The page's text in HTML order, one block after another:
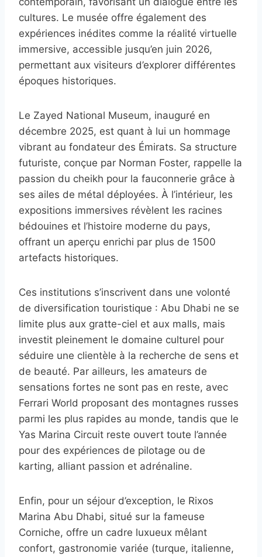
cultures. Le musée offre également des
expériences inédites comme la réalité virtuelle
immersive, accessible jusqu’en juin 2026,
permettant aux visiteurs d’explorer différentes
époques historiques.
Le Zayed National Museum, inauguré en
décembre 2025, est quant à lui un hommage
vibrant au fondateur des Émirats. Sa structure
futuriste, conçue par Norman Foster, rappelle la
passion du cheikh pour la fauconnerie grâce à
ses ailes de métal déployées. À l’intérieur, les
expositions immersives révèlent les racines
bédouines et l’histoire moderne du pays,
offrant un aperçu enrichi par plus de 1500
artefacts historiques.
Ces institutions s’inscrivent dans une volonté
de diversification touristique : Abu Dhabi ne se
limite plus aux gratte-ciel et aux malls, mais
investit pleinement le domaine culturel pour
séduire une clientèle à la recherche de sens et
de beauté. Par ailleurs, les amateurs de
sensations fortes ne sont pas en reste, avec
Ferrari World proposant des montagnes russes
parmi les plus rapides au monde, tandis que le
Yas Marina Circuit reste ouvert toute l’année
pour des expériences de pilotage ou de
karting, alliant passion et adrénaline.
Enfin, pour un séjour d’exception, le Rixos
Marina Abu Dhabi, situé sur la fameuse
Corniche, offre un cadre luxueux mêlant
confort, gastronomie variée (turque, italienne,